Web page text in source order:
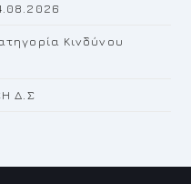
Κινδύνου
Δ.Σ